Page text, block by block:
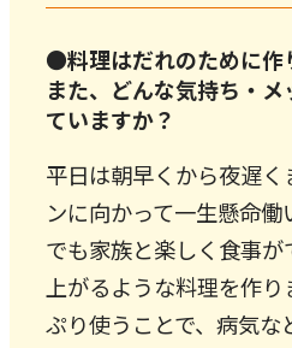
●料理はだれのために作
また、どんな気持ち・
ていますか？
平日は朝早くから夜遅
ンに向かって一生懸命
でも家族と楽しく食事
上がるような料理を作
ぷり使うことで、病気な